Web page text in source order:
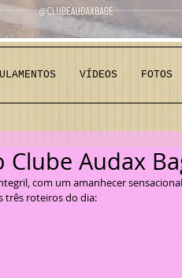
VÍDEOS FOTOS
Audax
três roteiros do dia: